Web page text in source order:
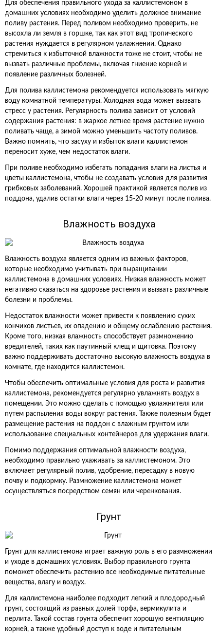
Для обеспечения правильного ухода за каллистемоном в
домашних условиях необходимо уделить должное внимание
поливу растения. Перед поливом необходимо проверить, не
высохла ли земля в горшке, так как этот вид тропического
растения нуждается в регулярном увлажнении. Однако
стремиться к избыточной влажности тоже не стоит, чтобы не
вызвать различные проблемы, включая гниение корней и
появление различных болезней.
Для полива каллистемона рекомендуется использовать мягкую
воду комнатной температуры. Холодная вода может вызвать
стресс у растения. Регулярность полива зависит от условий
содержания растения: в жаркое летнее время растение нужно
поливать чаще, а зимой можно уменьшить частоту поливов.
Важно помнить, что засуху и избыток влаги каллистемон
переносит хуже, чем недостаток влаги.
При поливе необходимо избегать попадания влаги на листья и
цветы каллистемона, чтобы не создавать условия для развития
грибковых заболеваний. Хорошей практикой является полив из
поддона, удалив остатки влаги через 15-20 минут после полива.
Влажность воздуха
Влажность воздуха является одним из важных факторов,
которые необходимо учитывать при выращивании
каллистемона в домашних условиях. Низкая влажность может
негативно сказаться на здоровье растения и вызвать различные
болезни и проблемы.
Недостаток влажности может привести к появлению сухих
кончиков листьев, их опадению и общему ослаблению растения.
Кроме того, низкая влажность способствует размножению
вредителей, таких как паутинный клещ и щитовка. Поэтому
важно поддерживать достаточно высокую влажность воздуха в
комнате, где находится каллистемон.
Чтобы обеспечить оптимальные условия для роста и развития
каллистемона, рекомендуется регулярно увлажнять воздух в
помещении. Это можно сделать с помощью увлажнителя или
путем распыления воды вокруг растения. Также полезным будет
размещение растения на поддон с влажным грунтом или
использование специальных контейнеров для удержания влаги.
Помимо поддержания оптимальной влажности воздуха,
необходимо правильно ухаживать за каллистемоном. Это
включает регулярный полив, удобрение, пересадку в новую
почву и подкормку. Размножение каллистемона может
осуществляться посредством семян или черенкования.
Грунт
Грунт для каллистемона играет важную роль в его размножении
и уходе в домашних условиях. Выбор правильного грунта
поможет обеспечить растению все необходимые питательные
вещества, влагу и воздух.
Для каллистемона наиболее подходит легкий и плодородный
грунт, состоящий из равных долей торфа, вермикулита и
перлита. Такой состав грунта обеспечит хорошую вентиляцию
корней, а также удобный доступ к воде и питательным